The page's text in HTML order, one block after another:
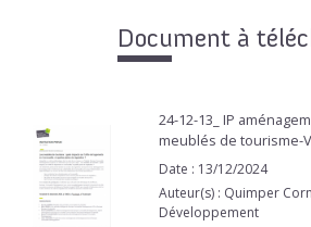
Document à
24-12-13_ IP
meublés de tourisme-
Date : 13/12/2024
Auteur(s) : Quimper
Développement